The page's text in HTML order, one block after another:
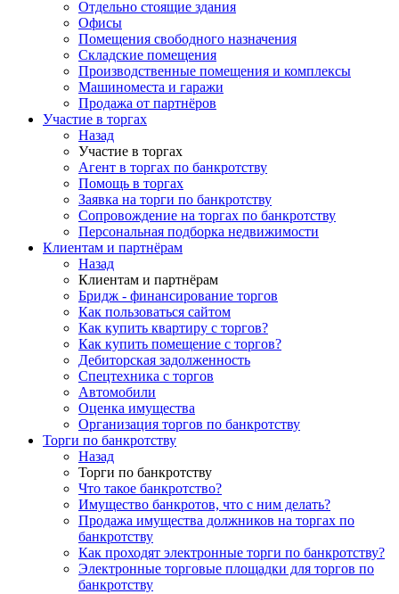
Отдельно стоящие здания
Офисы
Помещения свободного назначения
Складские помещения
Производственные помещения и комплексы
Машиноместа и гаражи
Продажа от партнёров
Участие в торгах
Назад
Участие в торгах
Агент в торгах по банкротству
Помощь в торгах
Заявка на торги по банкротству
Сопровождение на торгах по банкротству
Персональная подборка недвижимости
Клиентам и партнёрам
Назад
Клиентам и партнёрам
Бридж - финансирование торгов
Как пользоваться сайтом
Как купить квартиру с торгов?
Как купить помещение с торгов?
Дебиторская задолженность
Спецтехника с торгов
Автомобили
Оценка имущества
Организация торгов по банкротству
Торги по банкротству
Назад
Торги по банкротству
Что такое банкротство?
Имущество банкротов, что с ним делать?
Продажа имущества должников на торгах по
банкротству
Как проходят электронные торги по банкротству?
Электронные торговые площадки для торгов по
банкротству